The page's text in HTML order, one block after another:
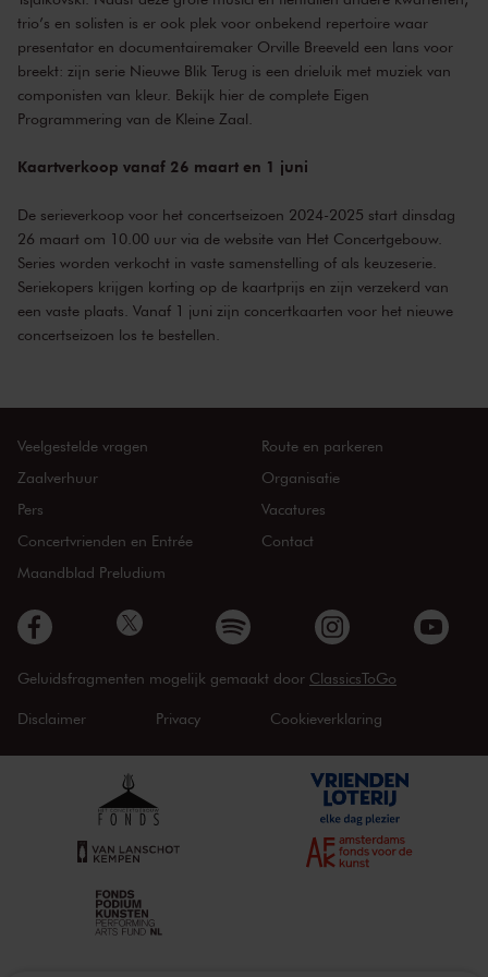
trio’s en solisten is er ook plek voor onbekend repertoire waar
presentator en documentairemaker Orville Breeveld een lans voor
breekt: zijn serie Nieuwe Blik Terug is een drieluik met muziek van
componisten van kleur. Bekijk hier de complete Eigen
Programmering van de Kleine Zaal.
Kaartverkoop vanaf 26 maart en 1 juni
De serieverkoop voor het concertseizoen 2024-2025 start dinsdag
26 maart om 10.00 uur via de website van Het Concertgebouw.
Series worden verkocht in vaste samenstelling of als keuzeserie.
Seriekopers krijgen korting op de kaartprijs en zijn verzekerd van
een vaste plaats. Vanaf 1 juni zijn concertkaarten voor het nieuwe
concertseizoen los te bestellen.
Veelgestelde vragen
Zaalverhuur
Pers
Concertvrienden en Entrée
Maandblad Preludium
Route en parkeren
Organisatie
Vacatures
Contact
Geluidsfragmenten mogelijk gemaakt door ClassicsToGo
Disclaimer Privacy Cookieverklaring